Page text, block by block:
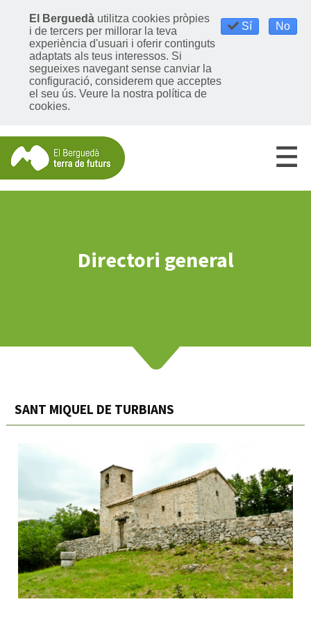
Sí No
El Berguedà utilitza cookies pròpies
i de tercers per millorar la teva
experiència d'usuari i oferir continguts
adaptats als teus interessos. Si
segueixes navegant sense canviar la
configuració, considerem que acceptes
el seu ús. Veure la nostra política de
cookies.
Directori general
SANT MIQUEL DE TURBIANS